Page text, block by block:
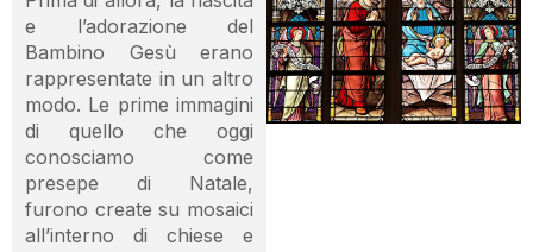
e l’adorazione del
Bambino Gesù erano
rappresentate in un altro
modo. Le prime immagini
di quello che oggi
conosciamo come
presepe di Natale,
furono create su mosaici
all’interno di chiese e